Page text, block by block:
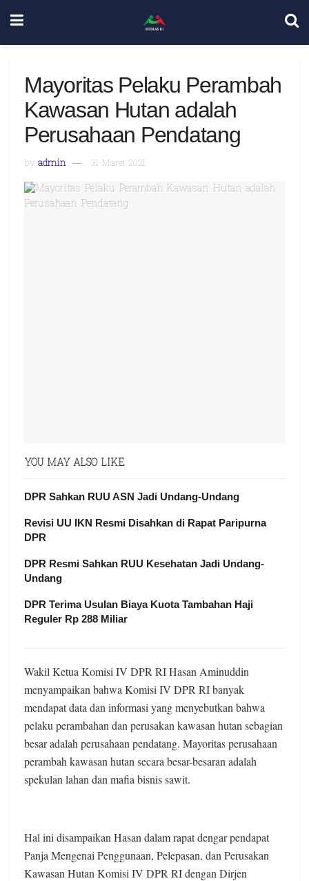
Mayoritas Pelaku Perambah
Kawasan Hutan adalah
Perusahaan Pendatang
by admin 31 Maret 2021
YOU MAY ALSO LIKE
DPR Sahkan RUU ASN Jadi Undang-Undang
Revisi UU IKN Resmi Disahkan di Rapat Paripurna
DPR
DPR Resmi Sahkan RUU Kesehatan Jadi Undang-
Undang
DPR Terima Usulan Biaya Kuota Tambahan Haji
Reguler Rp 288 Miliar
Wakil Ketua Komisi IV DPR RI Hasan Aminuddin
menyampaikan bahwa Komisi IV DPR RI banyak
mendapat data dan informasi yang menyebutkan bahwa
pelaku perambahan dan perusakan kawasan hutan sebagian
besar adalah perusahaan pendatang. Mayoritas perusahaan
perambah kawasan hutan secara besar-besaran adalah
spekulan lahan dan mafia bisnis sawit.
Hal ini disampaikan Hasan dalam rapat dengar pendapat
Panja Mengenai Penggunaan, Pelepasan, dan Perusakan
Kawasan Hutan Komisi IV DPR RI dengan Dirjen